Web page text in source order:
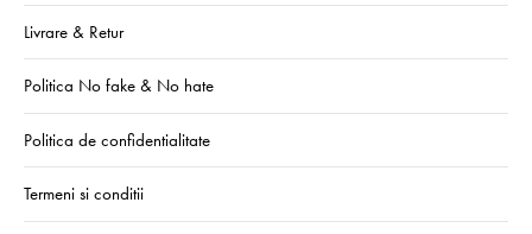
Livrare & Retur
Politica No fake & No hate
Politica de confidentialitate
Termeni si conditii